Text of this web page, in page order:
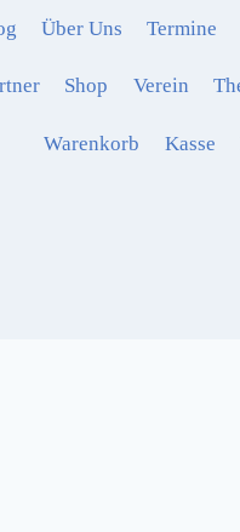
Über Uns Termine
Shop Verein
Warenkorb Kasse